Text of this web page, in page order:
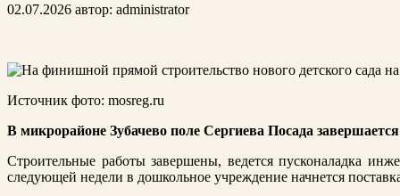
02.07.2026 автор: administrator
Источник фото: mosreg.ru
В микрорайоне Зубачево поле Сергиева Посада завершается
Строительные работы завершены, ведется пусконаладка
следующей недели в дошкольное учреждение начнется